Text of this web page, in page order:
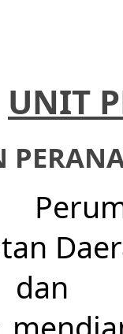
UNIT